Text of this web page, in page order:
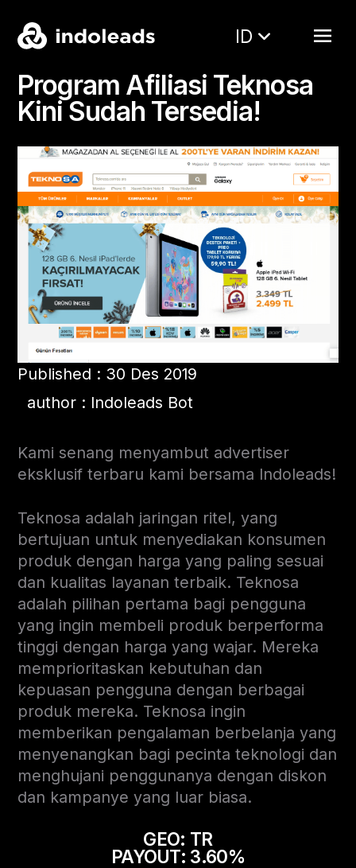
ID
Program Afiliasi Teknosa
Kini Sudah Tersedia!
Published : 30 Des 2019
author : Indoleads Bot
Kami senang menyambut advertiser
eksklusif terbaru kami bersama Indoleads!
Teknosa adalah jaringan ritel, yang
bertujuan untuk menyediakan konsumen
produk dengan harga yang paling sesuai
dan kualitas layanan terbaik. Teknosa
adalah pilihan pertama bagi pengguna
yang ingin membeli produk berperforma
tinggi dengan harga yang wajar. Mereka
memprioritaskan kebutuhan dan
kepuasan pengguna dengan berbagai
produk mereka. Teknosa ingin
memberikan pengalaman berbelanja yang
menyenangkan bagi pecinta teknologi dan
menghujani penggunanya dengan diskon
dan kampanye yang luar biasa.
GEO: TR
PAYOUT: 3.60%